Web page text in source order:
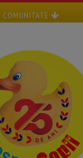
COMUNITATE